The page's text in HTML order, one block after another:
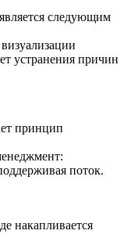
следующим
устранения причин
принцип
поток.
накапливается